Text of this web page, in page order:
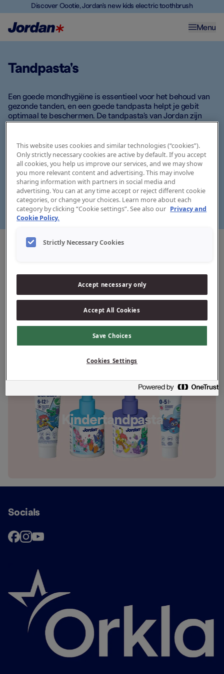
Discover Oootie, Jordan's new kids electric toothbrush
Menu
Tandpasta's
Een goede mondhygiëne is essentieel voor het behoud van
gezonde tanden, en een goede tandpasta helpt je gebit
optimaal te beschermen. De tandpasta's van Jordan zijn
Onze tandpasta's bevatten actieve ingrediënten die
ondersteuning bieden bij verschillende
mondverzorgingsbehoeften. Omdat ieder gebit uniek is,
heeft iedereen andere wensen als het gaat om
mondverzorging. Ontdek ons assortiment, vind jouw
favoriet en kies de tandpasta die het beste bij jou past.
Tandpasta voor volwassenen
Kindertandpasta
Socials
This website uses cookies and similar technologies (“cookies”).
Only strictly necessary cookies are active by default. If you accept
all cookies, you help us improve our services, and we may show
you more relevant content and advertising. This may involve
sharing information with partners in social media and
advertising. You can at any time accept or reject different cookie
categories, or change your choices. Learn more about each
category by clicking “Cookie settings”. See also our Privacy and
Cookie Policy.
Strictly Necessary Cookies
Accept necessary only
Accept All Cookies
Save Choices
Cookies Settings